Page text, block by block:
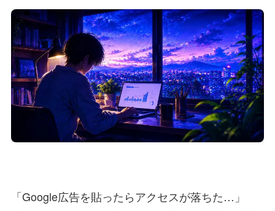
「Google広告を貼ったらアクセスが落ちた…」